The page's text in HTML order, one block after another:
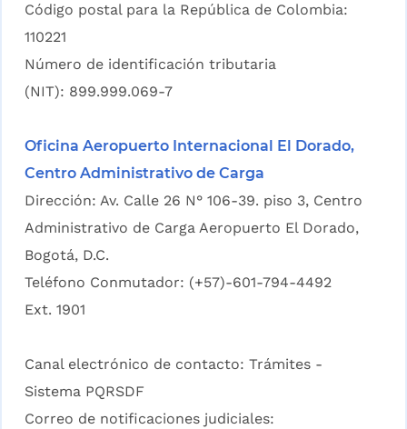
Código postal para la República de Colombia:
110221
Número de identificación tributaria
(NIT): 899.999.069-7
Oficina Aeropuerto Internacional El Dorado,
Centro Administrativo de Carga
Dirección: Av. Calle 26 N° 106-39. piso 3, Centro
Administrativo de Carga Aeropuerto El Dorado,
Bogotá, D.C.
Teléfono Conmutador: (+57)-601-794-4492
Ext. 1901
Canal electrónico de contacto: Trámites -
Sistema PQRSDF
Correo de notificaciones judiciales: